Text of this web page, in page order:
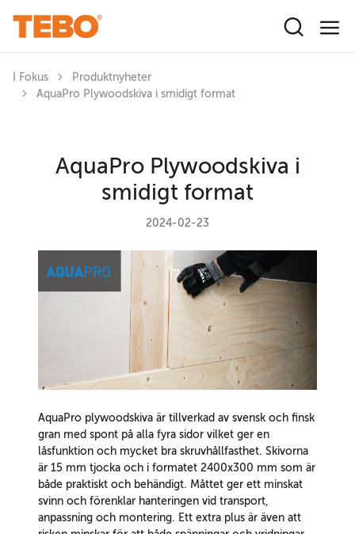
I Fokus
Produktnyheter
AquaPro Plywoodskiva i smidigt format
AquaPro Plywoodskiva i
smidigt format
2024-02-23
AquaPro plywoodskiva är tillverkad av svensk och finsk
gran med spont på alla fyra sidor vilket ger en
låsfunktion och mycket bra skruvhållfasthet. Skivorna
är 15 mm tjocka och i formatet 2400x300 mm som är
både praktiskt och behändigt. Måttet ger ett minskat
svinn och förenklar hanteringen vid transport,
anpassning och montering. Ett extra plus är även att